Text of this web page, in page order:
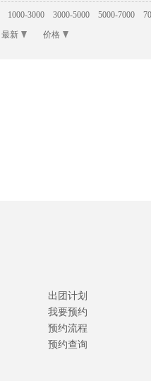
1000-3000 3000-5000 5000-7000
最新 价格
出团计划
我要预约
预约流程
预约查询